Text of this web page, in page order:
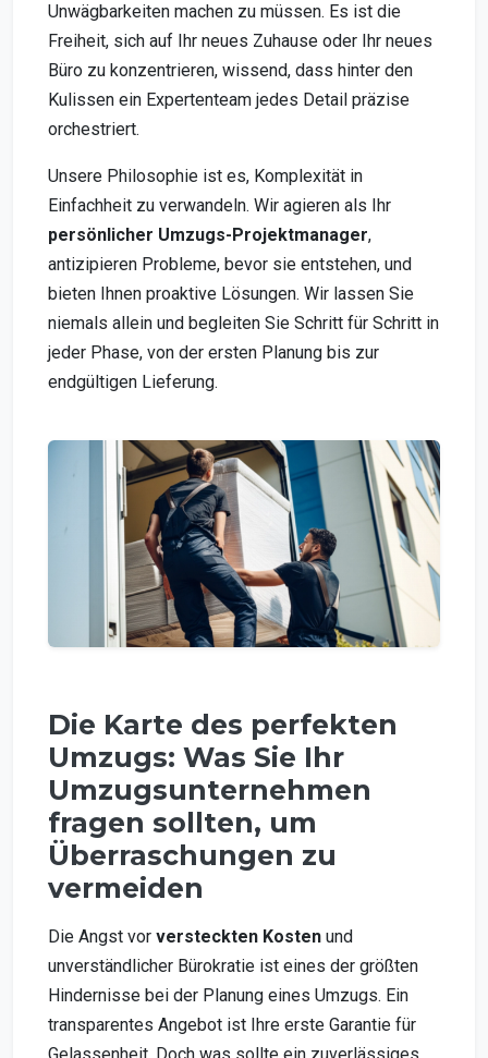
Unwägbarkeiten machen zu müssen. Es ist die
Freiheit, sich auf Ihr neues Zuhause oder Ihr neues
Büro zu konzentrieren, wissend, dass hinter den
Kulissen ein Expertenteam jedes Detail präzise
orchestriert.
Unsere Philosophie ist es, Komplexität in
Einfachheit zu verwandeln. Wir agieren als Ihr
persönlicher Umzugs-Projektmanager,
antizipieren Probleme, bevor sie entstehen, und
bieten Ihnen proaktive Lösungen. Wir lassen Sie
niemals allein und begleiten Sie Schritt für Schritt in
jeder Phase, von der ersten Planung bis zur
endgültigen Lieferung.
Die Karte des perfekten
Umzugs: Was Sie Ihr
Umzugsunternehmen
fragen sollten, um
Überraschungen zu
vermeiden
Die Angst vor versteckten Kosten und
unverständlicher Bürokratie ist eines der größten
Hindernisse bei der Planung eines Umzugs. Ein
transparentes Angebot ist Ihre erste Garantie für